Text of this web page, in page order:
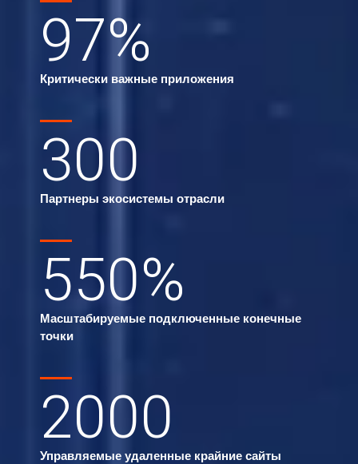
97%
Критически важные приложения
300
Партнеры экосистемы отрасли
550%
Масштабируемые подключенные конечные
точки
2000
Управляемые удаленные крайние сайты